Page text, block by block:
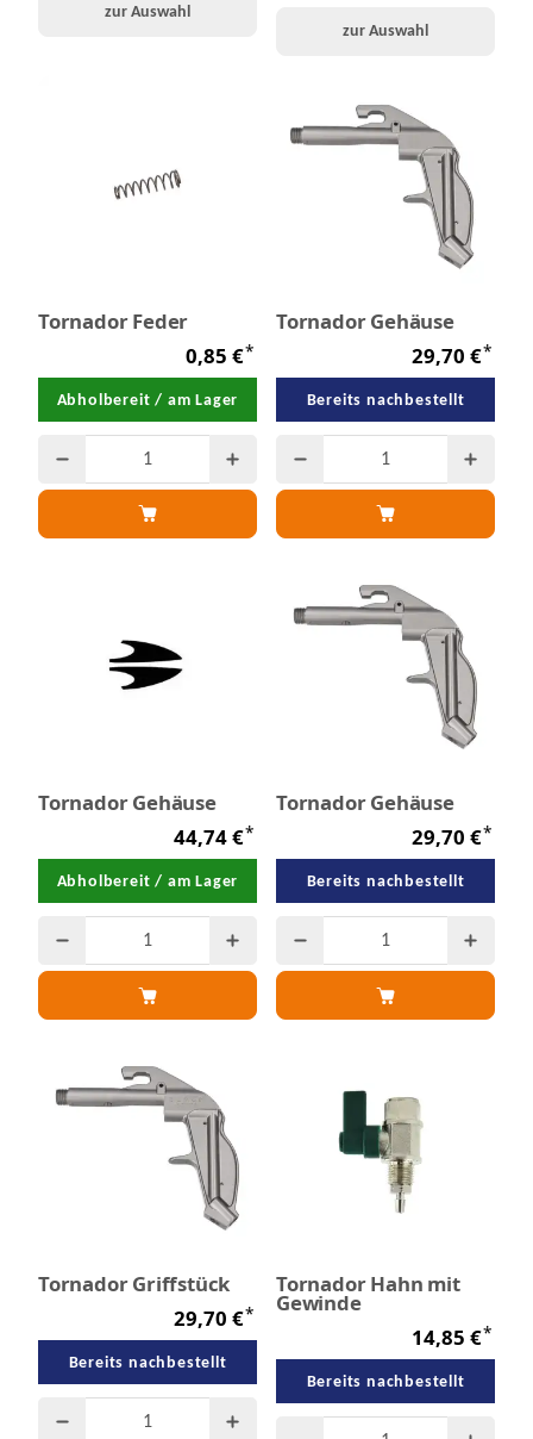
zur Auswahl
zur Auswahl
Tornador Feder
0,85 €*
Abholbereit / am Lager
Tornador Gehäuse
29,70 €*
Bereits nachbestellt
Tornador Gehäuse
44,74 €*
Abholbereit / am Lager
Tornador Gehäuse
29,70 €*
Bereits nachbestellt
Tornador Griffstück
29,70 €*
Bereits nachbestellt
Tornador Hahn mit
Gewinde
14,85 €*
Bereits nachbestellt